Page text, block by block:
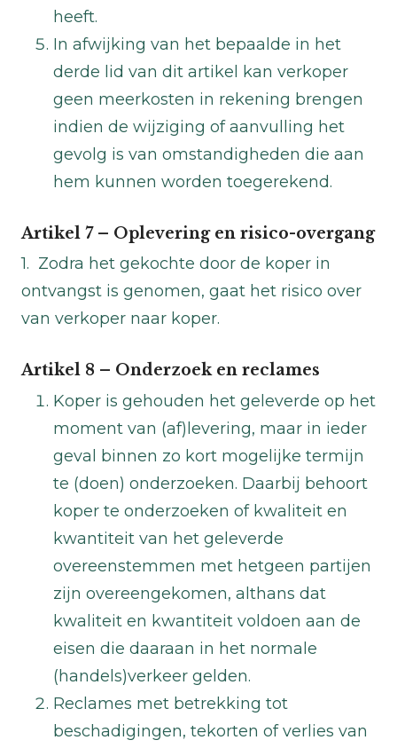
heeft.
In afwijking van het bepaalde in het
derde lid van dit artikel kan verkoper
geen meerkosten in rekening brengen
indien de wijziging of aanvulling het
gevolg is van omstandigheden die aan
hem kunnen worden toegerekend.
Artikel 7 – Oplevering en risico-overgang
1. Zodra het gekochte door de koper in
ontvangst is genomen, gaat het risico over
van verkoper naar koper.
Artikel 8 – Onderzoek en reclames
Koper is gehouden het geleverde op het
moment van (af)levering, maar in ieder
geval binnen zo kort mogelijke termijn
te (doen) onderzoeken. Daarbij behoort
koper te onderzoeken of kwaliteit en
kwantiteit van het geleverde
overeenstemmen met hetgeen partijen
zijn overeengekomen, althans dat
kwaliteit en kwantiteit voldoen aan de
eisen die daaraan in het normale
(handels)verkeer gelden.
Reclames met betrekking tot
beschadigingen, tekorten of verlies van